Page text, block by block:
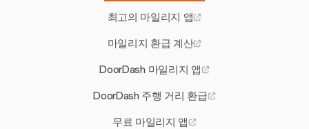
최고의 마일리지 앱
마일리지 환급 계산
DoorDash 마일리지 앱
DoorDash 주행 거리 환급
무료 마일리지 앱